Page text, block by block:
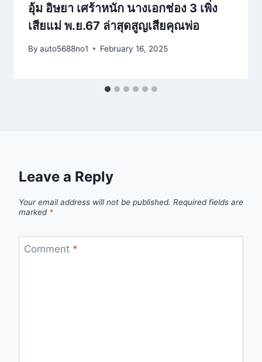
อุ้ม อิษยา เศร้าหนัก นางเอกช่อง 3 เพิ่ง
เสียแม่ พ.ย.67 ล่าสุดสูญเสียคุณพ่อ
By auto5688no1 February 16, 2025
Leave a Reply
Your email address will not be published. Required fields are
marked *
Comment *